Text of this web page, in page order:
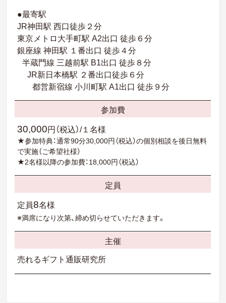
●最寄駅
JR神田駅 西口徒歩２分
東京メトロ大手町駅 A2出口 徒歩６分
銀座線 神田駅 １番出口 徒歩４分
半蔵門線 三越前駅 B1出口 徒歩８分
JR新日本橋駅 ２番出口徒歩６分
都営新宿線 小川町駅 A1出口 徒歩９分
参加費
30,000円（税込）/１名様
★参加特典：通常90分30,000円（税込）の個別相談を後日無料
で実施（ご希望社様）
★2名様以降の参加費：18,000円（税込）
定員
定員8名様
※満席になり次第、締め切らせていただきます。
主催
売れるギフト通販研究所